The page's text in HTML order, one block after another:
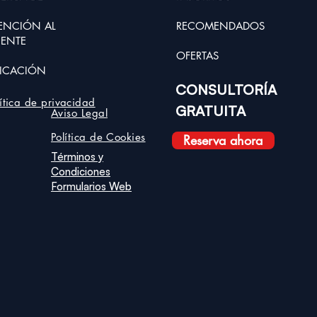
AL
de privacidad
RECOMENDADOS
OFERTAS
CONSULTORÍA
GRATUITA
Reserva ahora
Aviso Legal
Política de Cookies
Términos y
Condiciones
Formularios Web